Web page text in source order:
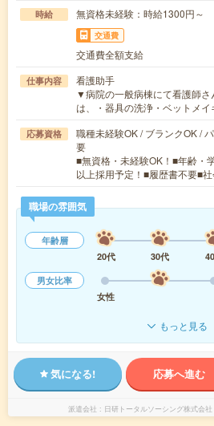
時給 無資格未経験：時給1300円
交通費
交通費全額支給
仕事内容
看護助手
▼病院の一般病棟にて看護師さ
は、・器具の洗浄・ベットメ
応募資格
職種未経験OK / ブランクOK /
要
■無資格・未経験OK！■年齢・
以上採用予定！■履歴書不要■
職場の雰囲気
年齢層
20代
30代
男女比率
女性
もっと見る
気になる! 応募へ進む
派遣会社 日研トータルソーシング株式会